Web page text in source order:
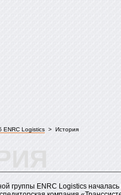
Logistics > История
группы ENRC Logistics